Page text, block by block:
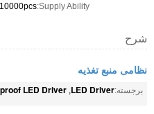
Supply Ability:
10000pcs
شرح
نظامی منبع تغذیه
برجسته:LED Driver
,
LED Driver